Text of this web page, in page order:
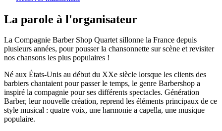
La parole à l'organisateur
La Compagnie Barber Shop Quartet sillonne la France depuis
plusieurs années, pour pousser la chansonnette sur scène et revisiter
nos chansons les plus populaires !
Né aux États-Unis au début du XXe siècle lorsque les clients des
barbiers chantaient pour passer le temps, le genre Barbershop a
inspiré la compagnie pour ses différents spectacles. Génération
Barber, leur nouvelle création, reprend les éléments principaux de ce
style musical : quatre voix, une harmonie a capella, une musique
populaire.